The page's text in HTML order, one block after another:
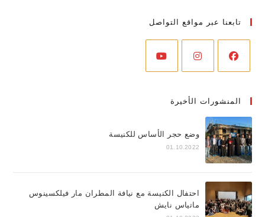
تابعنا عبر مواقع التواصل
المنشورات الأخيرة
وضع حجر الأساس للكنيسة
01.10.2022
احتفال الكنيسة مع نيافة المطران مار فيلكسينوس
ماتياس نايش